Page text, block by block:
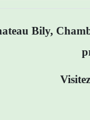
Bily,